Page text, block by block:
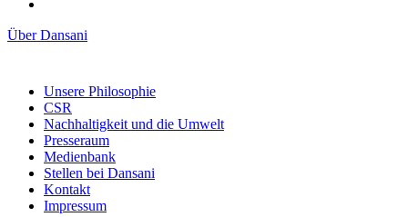
Über Dansani
Unsere Philosophie
CSR
Nachhaltigkeit und die Umwelt
Presseraum
Medienbank
Stellen bei Dansani
Kontakt
Impressum